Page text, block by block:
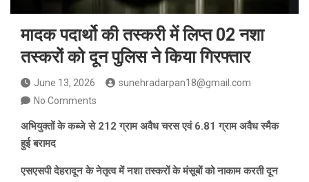
मादक पदार्थो की तस्करी में लिप्त 02 नशा
तस्करों को दून पुलिस ने किया गिरफ्तार
June 13, 2026
sunehradarpan18@gmail.com
No Comments
अभियुक्तों के कब्जे से 212 ग्राम अवैध चरस एवं 6.81 ग्राम अवैध स्मैक
हुई बरामद
एसएसपी देहरादून के नेतृत्व में नशा तस्करों के मंसूबों को नाकाम करती दून